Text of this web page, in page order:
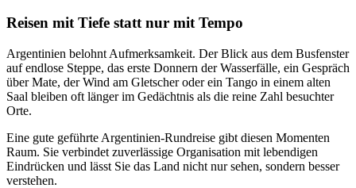
Reisen mit Tiefe statt nur mit Tempo
Argentinien belohnt Aufmerksamkeit. Der Blick aus dem Busfenster
auf endlose Steppe, das erste Donnern der Wasserfälle, ein Gespräch
über Mate, der Wind am Gletscher oder ein Tango in einem alten
Saal bleiben oft länger im Gedächtnis als die reine Zahl besuchter
Orte.
Eine gute geführte Argentinien-Rundreise gibt diesen Momenten
Raum. Sie verbindet zuverlässige Organisation mit lebendigen
Eindrücken und lässt Sie das Land nicht nur sehen, sondern besser
verstehen.